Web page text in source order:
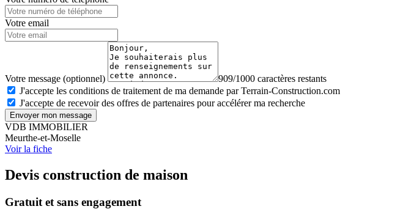
Votre email
Votre message (optionnel)
909/1000 caractères restants
J'accepte les conditions de traitement de ma demande par Terrain-Construction.com
J'accepte de recevoir des offres de partenaires pour accélérer ma recherche
Envoyer mon message
VDB IMMOBILIER
Meurthe-et-Moselle
Voir la fiche
Devis construction de maison
Gratuit et sans engagement